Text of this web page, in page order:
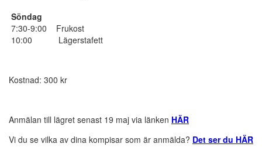
Söndag
7:30-9:00
Frukost
10:00
Lägerstafett
Kostnad: 300 kr
Anmälan till lägret senast 19 maj via länken HÄR
Vi du se vilka av dina kompisar som är anmälda? Det ser du HÄR